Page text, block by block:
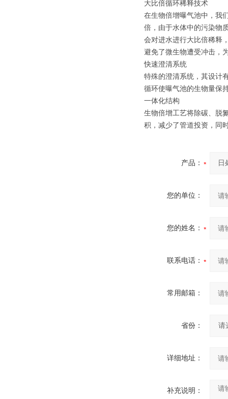
大比倍循环稀释技术
在生物倍增曝气池中，我
倍，由于水体中的污染物
会对进水进行大比倍稀释
避免了微生物遭受冲击，
快速澄清系统
特殊的澄清系统，其设计
循环使曝气池的生物量保
一体化结构
生物倍增工艺将除碳、脱
积，减少了管道投资，同
产品：
您的单位：
您的姓名：
联系电话：
常用邮箱：
省份：
详细地址：
补充说明：